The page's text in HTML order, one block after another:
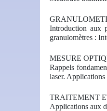
Introduction aux
granulomètres :
MESURE
Rappels
laser. Applications
TRAITEMENT
Applications aux